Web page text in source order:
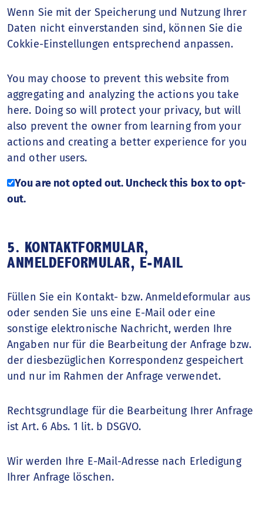
Wenn Sie mit der Speicherung und Nutzung Ihrer
Daten nicht einverstanden sind, können Sie die
Cokkie-Einstellungen entsprechend anpassen.
You may choose to prevent this website from
aggregating and analyzing the actions you take
here. Doing so will protect your privacy, but will
also prevent the owner from learning from your
actions and creating a better experience for you
and other users.
You are not opted out. Uncheck this box to opt-
out.
5. KONTAKTFORMULAR,
ANMELDEFORMULAR, E-MAIL
Füllen Sie ein Kontakt- bzw. Anmeldeformular aus
oder senden Sie uns eine E-Mail oder eine
sonstige elektronische Nachricht, werden Ihre
Angaben nur für die Bearbeitung der Anfrage bzw.
der diesbezüglichen Korrespondenz gespeichert
und nur im Rahmen der Anfrage verwendet.
Rechtsgrundlage für die Bearbeitung Ihrer Anfrage
ist Art. 6 Abs. 1 lit. b DSGVO.
Wir werden Ihre E-Mail-Adresse nach Erledigung
Ihrer Anfrage löschen.